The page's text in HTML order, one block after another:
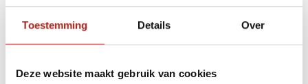
Toestemming Details Over
Deze website maakt gebruik van cookies